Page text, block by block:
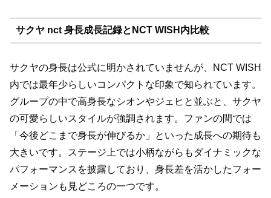
サクヤ nct 身長成長記録とNCT WISH内比較
サクヤの身長は公式に明かされていませんが、NCT WISH
内では最年少らしいコンパクトな印象で知られています。
グループの中で高身長なシオンやジェヒと並ぶと、サクヤ
の可愛らしいスタイルが強調されます。ファンの間では
「今後どこまで身長が伸びるか」といった成長への期待も
大きいです。ステージ上では小柄ながらもダイナミックな
パフォーマンスを披露しており、身長差を活かしたフォー
メーションも見どころの一つです。